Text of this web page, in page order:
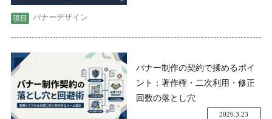
バナーデザイン
バナー制作の契約で揉めるポイ
ント：著作権・二次利用・修正
回数の落とし穴
2026.3.23